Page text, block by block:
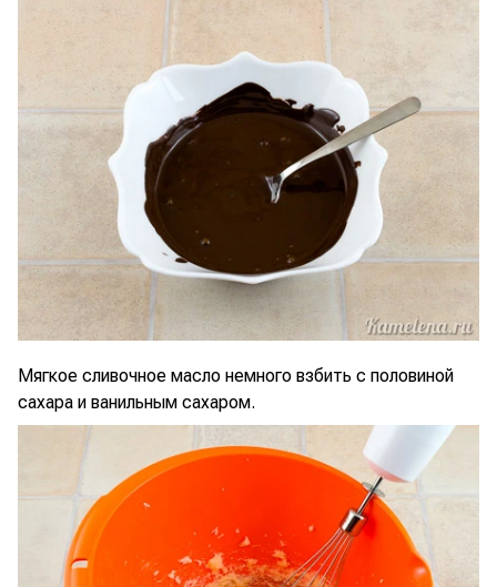
Мягкое сливочное масло немного взбить с половиной
сахара и ванильным сахаром.